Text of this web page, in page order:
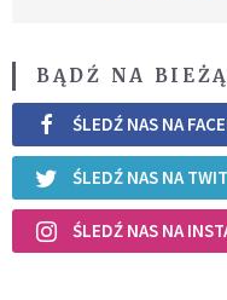
BĄDŹ NA
ŚLEDŹ NAS NA
ŚLEDŹ NAS NA
ŚLEDŹ NAS NA